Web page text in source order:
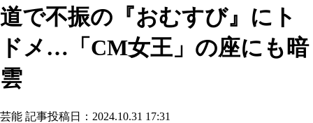
道で不振の『おむすび』にト
ドメ…「CM女王」の座にも暗
雲
芸能 記事投稿日：2024.10.31 17:31